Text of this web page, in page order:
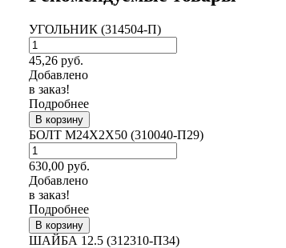
УГОЛЬНИК (314504-П)
45,26 руб.
Добавлено
в заказ!
Подробнее
В корзину
БОЛТ М24Х2Х50 (310040-П29)
630,00 руб.
Добавлено
в заказ!
Подробнее
В корзину
ШАЙБА 12.5 (312310-П34)